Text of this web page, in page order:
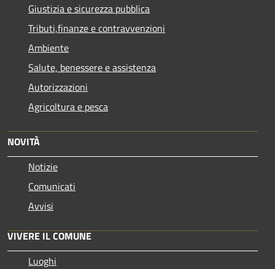
Giustizia e sicurezza pubblica
Tributi,finanze e contravvenzioni
Ambiente
Salute, benessere e assistenza
Autorizzazioni
Agricoltura e pesca
NOVITÀ
Notizie
Comunicati
Avvisi
VIVERE IL COMUNE
Luoghi